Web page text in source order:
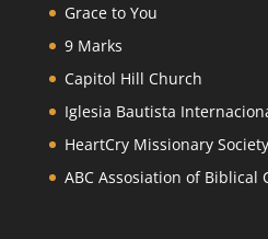
Grace to You
9 Marks
Capitol Hill Church
Iglesia Bautista
HeartCry Missionary Society
ABC Assosiation of Biblical